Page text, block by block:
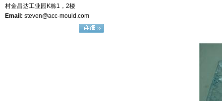
村金昌达工业园K栋1，2楼
Email: steven@acc-mould.com